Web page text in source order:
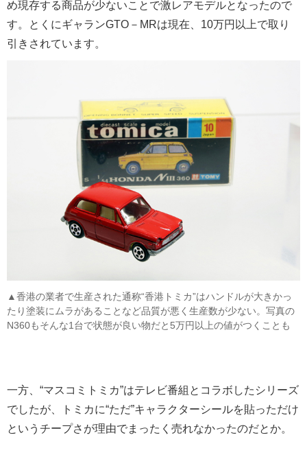
め現存する商品が少ないことで激レアモデルとなったので
す。とくにギャランGTO－MRは現在、10万円以上で取り
引きされています。
▲香港の業者で生産された通称“香港トミカ”はハンドルが大きかっ
たり塗装にムラがあることなど品質が悪く生産数が少ない。写真の
N360もそんな1台で状態が良い物だと5万円以上の値がつくことも
一方、“マスコミトミカ”はテレビ番組とコラボしたシリーズ
でしたが、トミカに“ただ”キャラクターシールを貼っただけ
というチープさが理由でまったく売れなかったのだとか。